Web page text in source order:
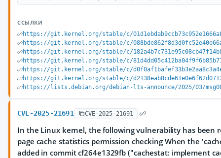
ССЫЛКИ
https://git.kernel.org/stable/c/
https://git.kernel.org/stable/c/
https://git.kernel.org/stable/c/
https://git.kernel.org/stable/c/
https://git.kernel.org/stable/c/
https://git.kernel.org/stable/c/
https://lists.debian.org/debian-lts-announce/2025/03/
CVE-2025-21691 CVE-2025-21691
In the Linux kernel, the following vulnerability has been
page cache statistics permission checking When the
added in commit cf264e1329fb ("cachestat: implement